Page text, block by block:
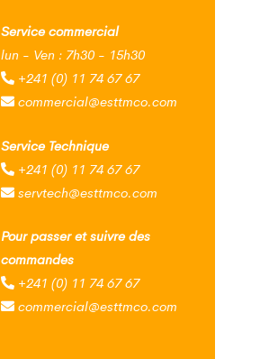
Service commercial
lun - Ven : 7h30 - 15h30
+241 (0) 11 74 67 67
commercial@esttmco.com
Service Technique
+241 (0) 11 74 67 67
servtech@esttmco.com
Pour passer et suivre des
commandes
+241 (0) 11 74 67 67
commercial@esttmco.com